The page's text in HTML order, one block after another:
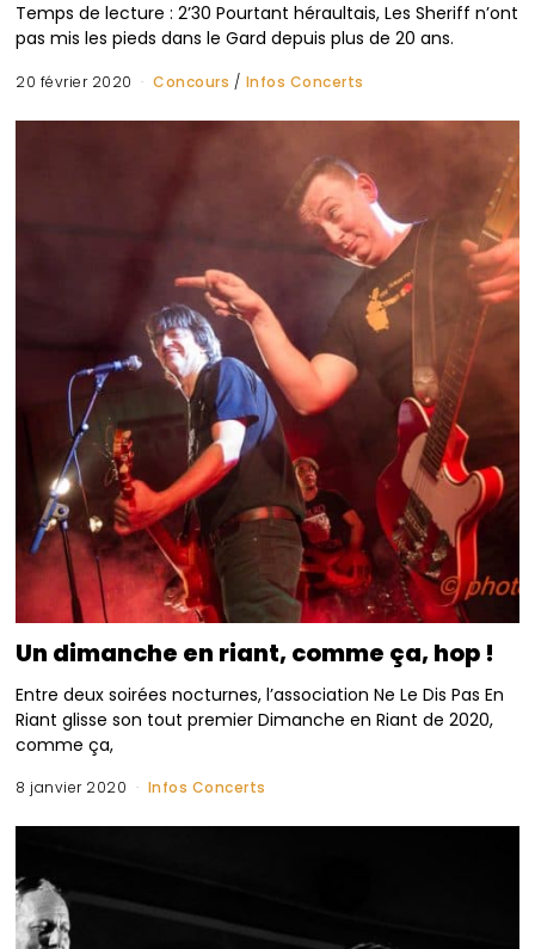
Temps de lecture : 2’30 Pourtant héraultais, Les Sheriff n’ont
pas mis les pieds dans le Gard depuis plus de 20 ans.
20 février 2020 Concours / Infos Concerts
Un dimanche en riant, comme ça, hop !
Entre deux soirées nocturnes, l’association Ne Le Dis Pas En
Riant glisse son tout premier Dimanche en Riant de 2020,
comme ça,
8 janvier 2020 Infos Concerts